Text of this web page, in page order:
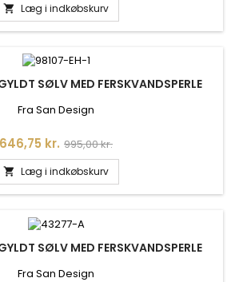
 Læg i indkøbskurv
SØLV MED FERSKVANDSPERLE
Fra San Design
Pris
646,75 kr. Normalpris
995,00 kr.
 Læg i indkøbskurv
SØLV MED FERSKVANDSPERLE
Fra San Design